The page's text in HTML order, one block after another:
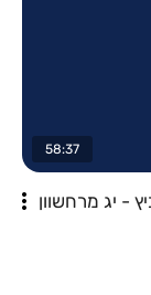
58:37
- יג מרחשוון